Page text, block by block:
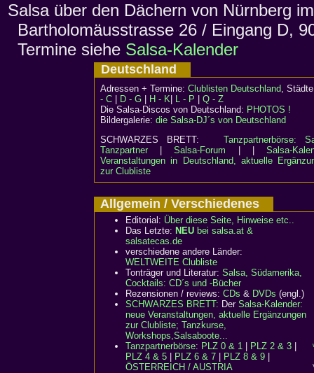
Salsa über den Dächern von Nürnberg
Bartholomäusstrasse 26 / Eingang D,
Termine siehe Salsa-Kalender
Deutschland
Adressen + Termine: Clublisten Deutschland,
- C
D - G H - K L - P
Q - Z
Die Salsa-Discos von Deutschland: PHOTOS !
Bildergalerie: die Salsa-DJ´s von Deutschland
SCHWARZES BRETT:Tanzpartnerbörse:
Tanzpartner|Salsa-Forum | |Salsa-
Veranstaltungen in Deutschland, aktuelle
zur Clubliste
Allgemein / Verschiedenes
Editorial: Über diese Seite, Hinweise etc..
Das Letzte: NEU bei salsa.at &
salsatecas.de
verschiedene andere Länder:
WELTWEITE Clubliste
Tonträger und Literatur: Salsa, Südamerika,
Cocktails: CD´s und -Bücher
Rezensionen / reviews: CDs & DVDs (engl.)
SCHWARZES BRETT: Der Salsa-Kalender:
neue Veranstaltungen, aktuelle Ergänzungen
zur Clubliste; Tanzkurse,
Workshops,Salsaboote...
Tanzpartnerbörse: PLZ 0 & 1 PLZ 2 & 3
PLZ 4 & 5
PLZ 6 & 7 PLZ 8 & 9
ÖSTERREICH / AUSTRIA